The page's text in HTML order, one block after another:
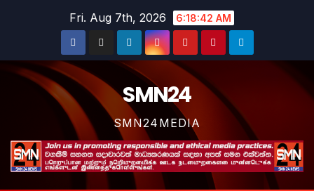
Fri. Aug 7th, 2026 6:18:43 AM
SMN24
SMN24MEDIA